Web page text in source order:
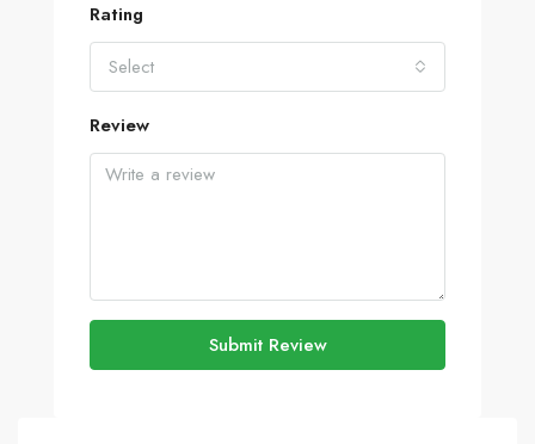
Rating
Select
Review
Submit Review